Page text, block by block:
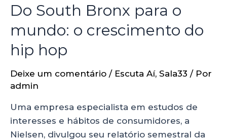
Do South Bronx para o
mundo: o crescimento do
hip hop
Deixe um comentário / Escuta Aí, Sala33 / Por
admin
Uma empresa especialista em estudos de
interesses e hábitos de consumidores, a
Nielsen, divulgou seu relatório semestral da